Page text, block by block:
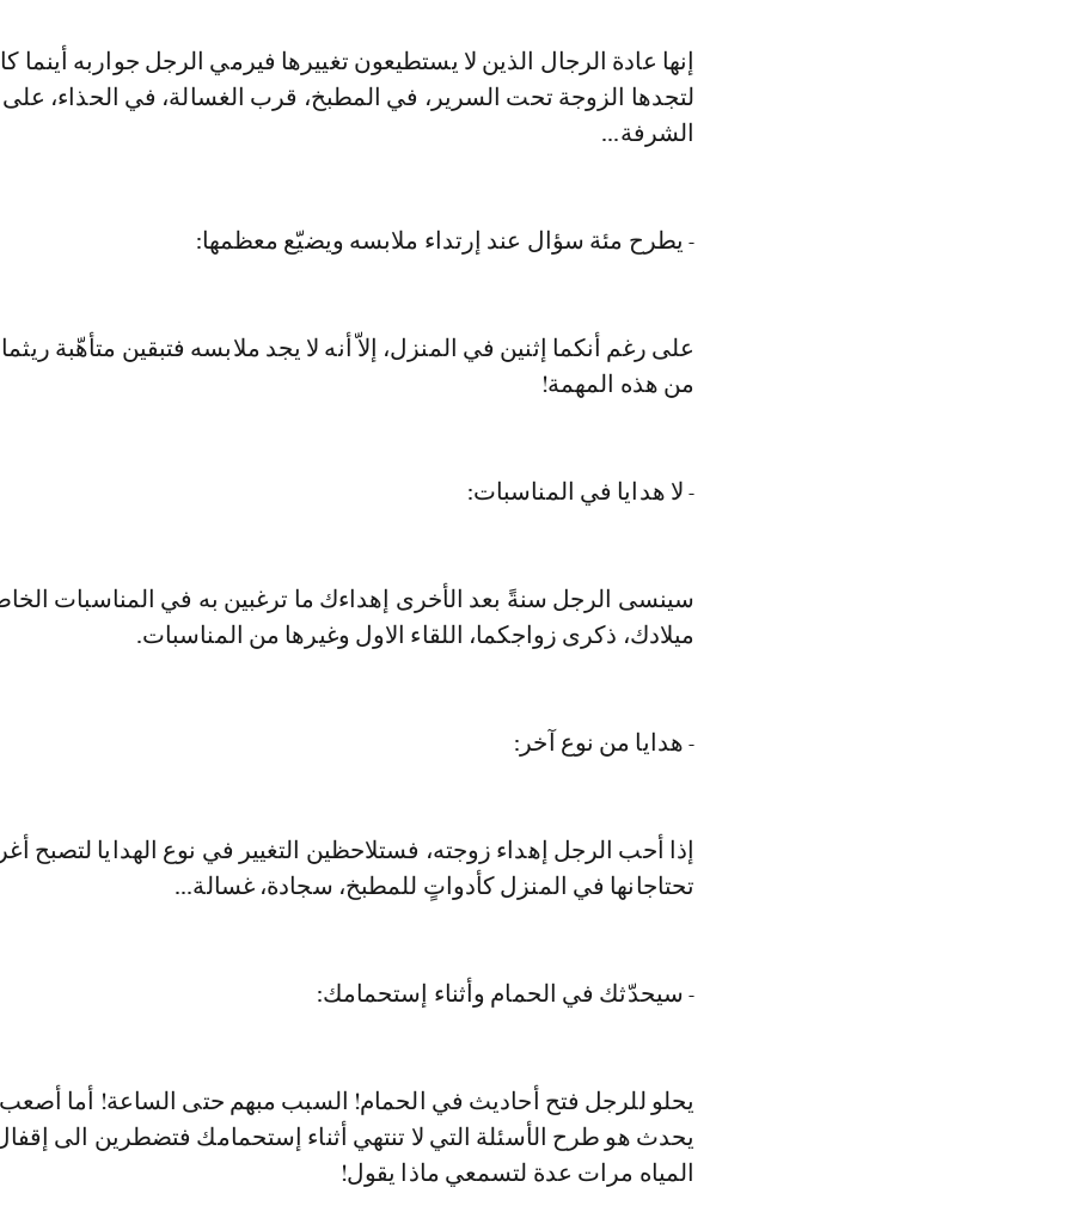
إنها عادة الرجال الذين لا يستطيعون تغييرها فيرمي الرجل جواربه أينما
لتجدها الزوجة تحت السرير، في المطبخ، قرب الغسالة، في الحذاء، على
الشرفة...
- يطرح مئة سؤال عند إرتداء ملابسه ويضيّع معظمها:
على رغم أنكما إثنين في المنزل، إلاّ أنه لا يجد ملابسه فتبقين متأهّبة
من هذه المهمة!
- لا هدايا في المناسبات :
سينسى الرجل سنةً بعد الأخرى إهداءك ما ترغبين به في المناسبات
ميلادك، ذكرى زواجكما، اللقاء الاول وغيرها من المناسبات.
- هدايا من نوع آخر:
إذا أحب الرجل إهداء زوجته، فستلاحظين التغيير في نوع الهدايا لتصبح
تحتاجانها في المنزل كأدواتٍ للمطبخ، سجادة، غسالة...
- سيحدّثك في الحمام وأثناء إستحمامك:
يحلو للرجل فتح أحاديث في الحمام! السبب مبهم حتى الساعة! أما
يحدث هو طرح الأسئلة التي لا تنتهي أثناء إستحمامك فتضطرين الى
المياه مرات عدة لتسمعي ماذا يقول!